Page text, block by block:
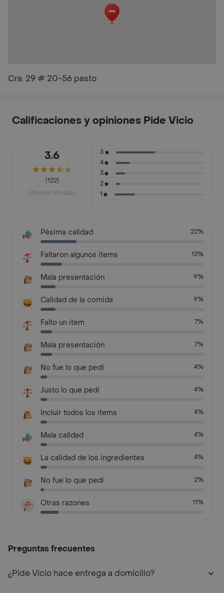
Cra. 29 # 20-56 pasto
Calificaciones y opiniones Pide Vicio
3.6
(122)
Últimos 90 días
5
4
3
2
1
Pésima calidad 22%
Faltaron algunos items 13%
Mala presentación 9%
Calidad de la comida 9%
Falto un item 7%
Mala presentación 7%
No fue lo que pedí 4%
Justo lo que pedí 4%
Incluir todos los items 4%
Mala calidad 4%
La calidad de los ingredientes 4%
No fue lo que pedí 2%
Otras razones 11%
Preguntas frecuentes
¿Pide Vicio hace entrega a domicilio?